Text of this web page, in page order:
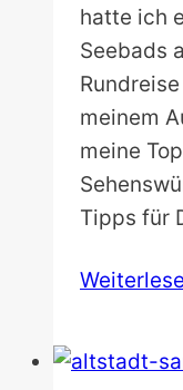
hatte ich
Seebads
meinem
meine
Tipps für